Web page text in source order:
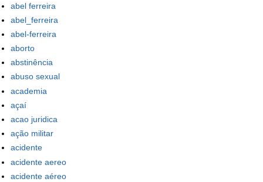
abel ferreira
abel_ferreira
abel-ferreira
aborto
abstinência
abuso sexual
academia
açaí
acao juridica
ação militar
acidente
acidente aereo
acidente aéreo